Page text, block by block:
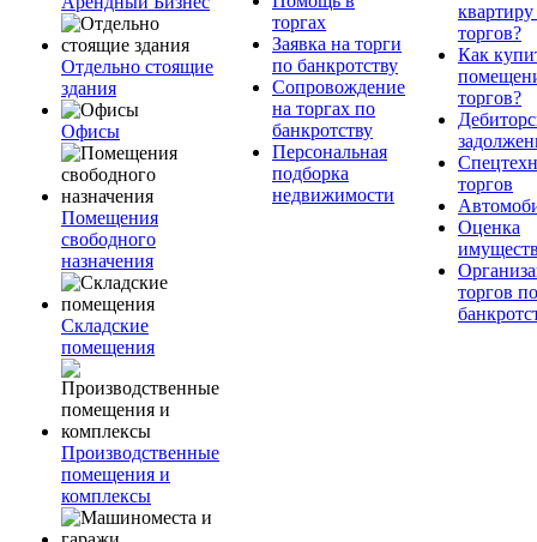
Отдельно стоящие
здания
Офисы
Помещения
свободного
назначения
Складские
помещения
Производственные
помещения и
комплексы
торгах
Заявка на торги
по банкротству
Сопровождение
на торгах по
банкротству
Персональная
подборка
недвижимости
квартиру
торгов?
Как
торгов?
торгов
Оценка
торгов по